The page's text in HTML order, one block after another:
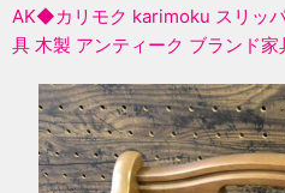
AK◆カリモク karimoku スリッ
具 木製 アンティーク ブランド